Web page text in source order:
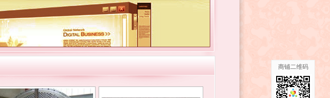
商铺二维码